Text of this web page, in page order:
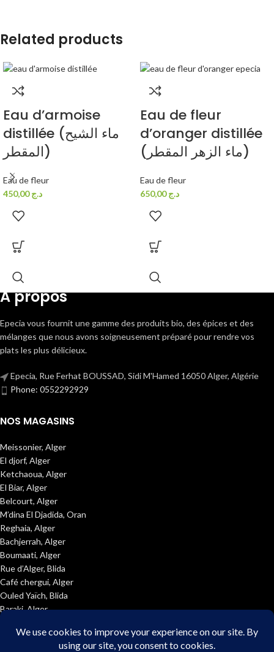
Related products
Eau d’armoise
distillée (ماء الشيح
المقطر)
Eau de fleur
د.ج450,00
Eau de fleur
d’oranger distillée
(ماء الزهر المقطر)
Eau de fleur
د.ج650,00
A propos
Epecia vous fournit une gamme des produits bio, des épices et des
mélanges que nous avons soigneusement préparé pour rendre vos
plats les plus délicieux.
Epecia, Rue Ferhat BOUSSAD, Sidi M'Hamed 16050 Alger, Algérie
Phone: 0552292929
NOS MAGASINS
Meissonier, Alger
El djorf, Alger
Ketchaoua, Alger
El Biar, Alger
Belcourt, Alger
M’dina El Djadida, Oran
Reghaia, Alger
Bachjerrah, Alger
Boumaati, Alger
Rue d’Alger, Blida
Café chergui, Alger
Ouled Yaïch, Blida
Baraki, Alger
Belgaid,oran